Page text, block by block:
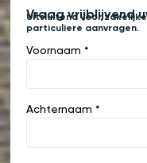
Vraag vrijblijvend
Uitsluitend voor
particuliere aanvragen.
Voornaam *
Achternaam *